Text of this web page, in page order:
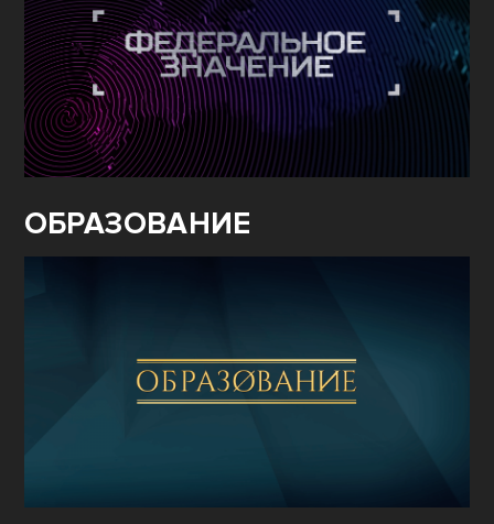
ОБРАЗОВАНИЕ